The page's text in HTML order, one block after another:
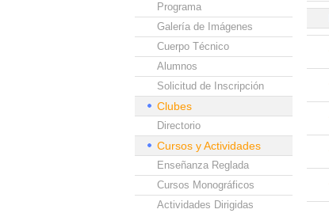
Programa
Galería de Imágenes
Cuerpo Técnico
Alumnos
Solicitud de Inscripción
Clubes
Directorio
Cursos y Actividades
Enseñanza Reglada
Cursos Monográficos
Actividades Dirigidas